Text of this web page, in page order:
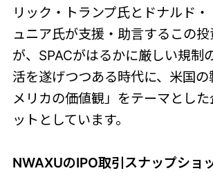
リック・トランプ氏とドナルド
ュニア氏が支援・助言するこの
が、SPACがはるかに厳しい規制
活を遂げつつある時代に、米国
メリカの価値観」をテーマとし
ットとしています。
NWAXUのIPO取引スナップショ